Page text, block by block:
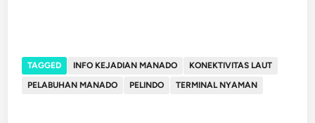
TAGGED INFO KEJADIAN MANADO
KONEKTIVITAS LAUT
PELABUHAN MANADO
PELINDO TERMINAL NYAMAN